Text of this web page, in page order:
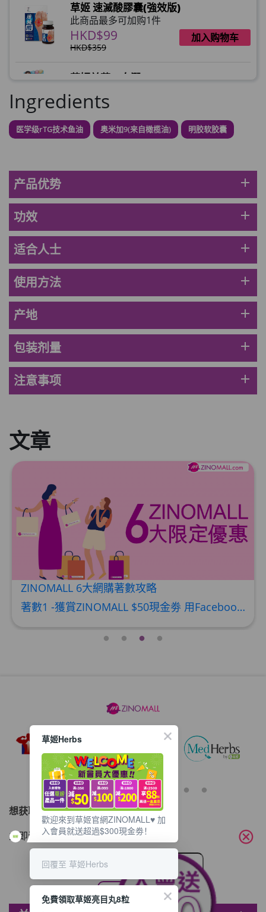
草姬 速滅酸膠囊(強效版)
此商品最多可加购1件
HKD$99
HKD$359
加入购物车
草姬益菌の白潤
HKD$99
草姬 調經緊緻寶
男補精力丸5:1 (到期日2028年1月)
HKD$169 加入购物车
理膚泉 無香大哥大防曬 50ml (2027年4
此商品最多可加购1件
HKD$145
(到期日2027年2月)
HKD$85
Ingredients
医学级rTG技术鱼油 奥米加9(来自橄榄油) 明胶软胶囊
产品优势 add
功效 add
适合人士 add
使用方法 add
产地 add
包装剂量 add
注意事项 add
文章
ZINOMALL 6大網購著數攻略
著數1 -獲賞ZINOMALL $50現金劵 用Facebook或Email 成功登記做ZINOMALL網購會員，$50現金劵會自動加入閣下ZINOMALL的賬戶，單次購物滿$350，網上付款時即可使用$50優惠劵，只可使用一次。 著數2- 新會員購物滿$680(折實)即減$80, 再送豐富迎新禮物 【迎新禮物優惠劵】會自動加入閣下ZINOMALL的賬戶，新會員單次購物滿$680(折實)，網上付款時使用優惠劵，即減$80及送神秘迎新禮物。 著數3- 新會員購物滿$1088(折實)即減$150, 再送
想获取最新的优惠资讯？
立即订阅电子邮件!
cancel
草姬Herbs
歡迎來到草姬官網ZINOMALL♥️ 加
入會員就送超過$300現金劵！
回覆至 草姬Herbs
免費領取草姬亮目丸8粒